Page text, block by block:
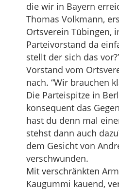
die wir in Bayern
Thomas Volkmann,
Ortsverein Tübingen,
Parteivorstand da
stellt der sich das
Vorstand vom
nach. “Wir brauchen
Die Parteispitze in
konsequent das
hast du denn mal
stehst dann auch
dem Gesicht von
verschwunden.
Mit verschränkten
Kaugummi kauend,